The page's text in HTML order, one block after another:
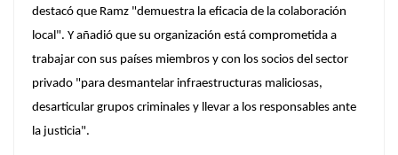
destacó que Ramz "demuestra la eficacia de la colaboración
local". Y añadió que su organización está comprometida a
trabajar con sus países miembros y con los socios del sector
privado "para desmantelar infraestructuras maliciosas,
desarticular grupos criminales y llevar a los responsables ante
la justicia".